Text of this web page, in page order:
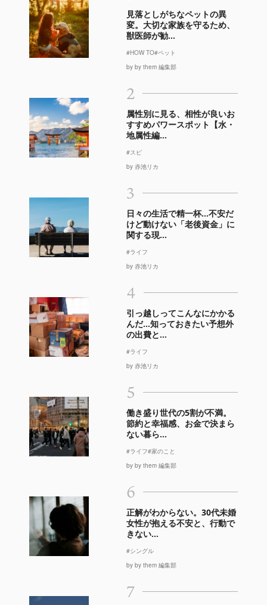
見落としがちなペットの異
変。大切な家族を守るため、
獣医師が勧...
#HOW TO#ペット
by by them 編集部
2
属性別に見る、相性が良いお
すすめパワースポット【水・
地属性編...
#スピ
by 赤池リカ
3
日々の生活で精一杯…不安だ
けど動けない「老後資金」に
関する現...
#ライフ
by 赤池リカ
4
引っ越しってこんなにかかる
んだ…知っておきたい予想外
の出費と...
#ライフ
by 赤池リカ
5
働き盛り世代の5割が不満。
節約と幸福感、お金で決まら
ない暮ら...
#ライフ#家のこと
by by them 編集部
6
正解がわからない。30代未婚
女性が抱える不安と、行動で
きない...
#シングル
by by them 編集部
7